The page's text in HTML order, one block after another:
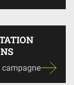
campagne